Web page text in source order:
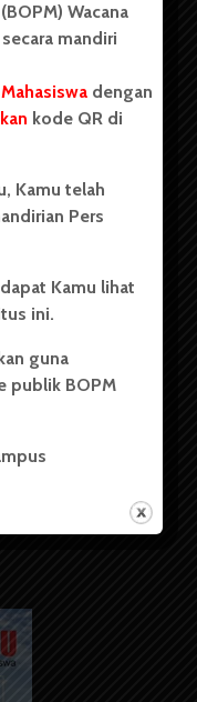
Wacana merupakan
dan dikelola
Sumatera Utara
salah satu
Sumatera
Wacana
mandiri
dengan
kode QR di
Kamu telah
Pers
Kamu lihat
ini.
guna
publik BOPM